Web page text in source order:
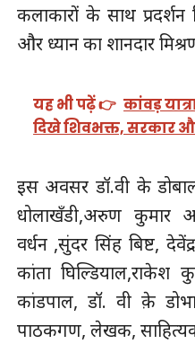
कलाकारों के साथ
और ध्यान का शानदार
यह भी पढ़ें 👉 कांवड़
दिखे शिवभक्त, सरकार
इस अवसर डॉ.वी के
धोलाखँडी,अरुण कुमार
वर्धन ,सुंदर सिंह बिष्ट,
कांता घिल्डियाल,राकेश
कांडपाल, डॉ. वी क़े
पाठकगण, लेखक,